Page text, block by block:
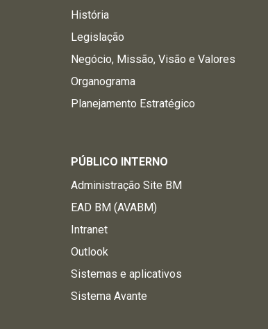
História
Legislação
Negócio, Missão, Visão e Valores
Organograma
Planejamento Estratégico
PÚBLICO INTERNO
Administração Site BM
EAD BM (AVABM)
Intranet
Outlook
Sistemas e aplicativos
Sistema Avante